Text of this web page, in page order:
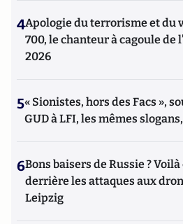
4Apologie du terrorisme et du
700, le chanteur à cagoule de
2026
5« Sionistes, hors des Facs »,
GUD à LFI, les mêmes
6Bons baisers de Russie ?
derrière les attaques aux
Leipzig